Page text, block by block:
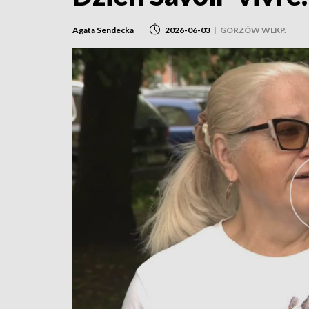
Agata Sendecka 2026-06-03 | GORZÓW WLKP.